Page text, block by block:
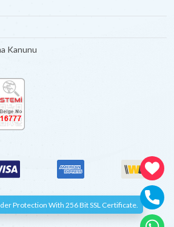
Kanunu
Protection With 256 Bit SSL Certificate.